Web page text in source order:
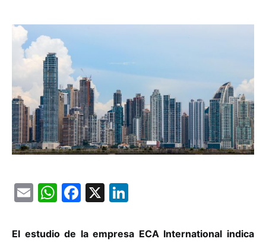
EmailWhatsApp
Facebook
X
El estudio de la empresa ECA International indica